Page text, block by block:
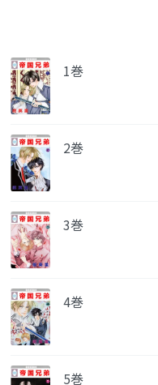
1巻
2巻
3巻
4巻
5巻